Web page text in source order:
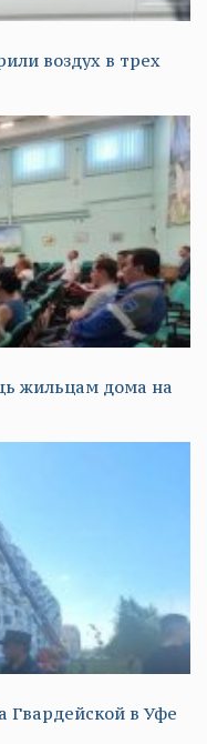
воздух в трех
жильцам дома на
Гвардейской в Уфе